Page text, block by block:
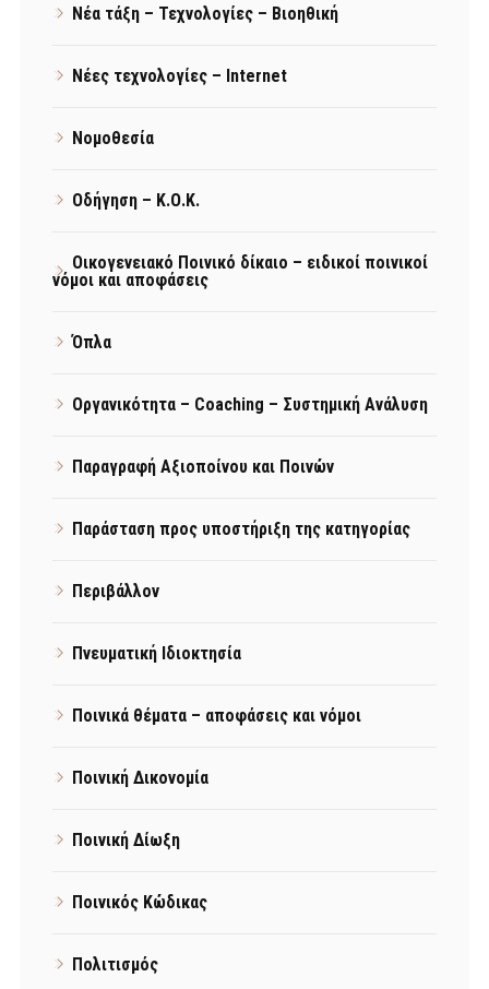
Νέα τάξη – Τεχνολογίες – Βιοηθική
Νέες τεχνολογίες – Internet
Νομοθεσία
Οδήγηση – Κ.Ο.Κ.
Οικογενειακό Ποινικό δίκαιο – ειδικοί ποινικοί
νόμοι και αποφάσεις
Όπλα
Οργανικότητα – Coaching – Συστημική Ανάλυση
Παραγραφή Αξιοποίνου και Ποινών
Παράσταση προς υποστήριξη της κατηγορίας
Περιβάλλον
Πνευματική Ιδιοκτησία
Ποινικά θέματα – αποφάσεις και νόμοι
Ποινική Δικονομία
Ποινική Δίωξη
Ποινικός Κώδικας
Πολιτισμός